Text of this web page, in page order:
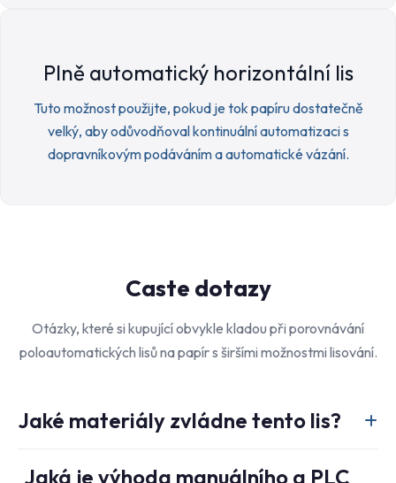
Plně automatický horizontální lis
Tuto možnost použijte, pokud je tok papíru dostatečně
velký, aby odůvodňoval kontinuální automatizaci s
dopravníkovým podáváním a automatické vázání.
Caste dotazy
Otázky, které si kupující obvykle kladou při porovnávání
poloautomatických lisů na papír s širšími možnostmi lisování.
Jaké materiály zvládne tento lis?
Jaká je výhoda manuálního a PLC